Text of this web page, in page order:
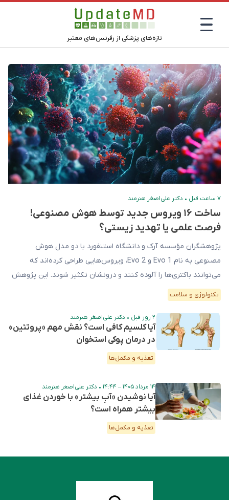
تازه‌های پزشکی از رفرنس‌های معتبر
۷ ساعت قبل • دکتر علی‌اصغر هنرمند
ساخت ۱۶ ویروس جدید توسط هوش مصنوعی!
فرصت علمی یا تهدید زیستی؟
پژوهشگران مؤسسه آرک و دانشگاه استنفورد با دو مدل هوش
مصنوعی به نام ‎Evo 1‎ و ‎Evo 2‎، ویروس‌هایی طراحی کرده‌اند که
می‌توانند باکتری‌ها را آلوده کنند و درونشان تکثیر شوند. این پژوهش
در مجله ساینس منتشر شده است. این مدل‌ها به‌جای کتاب و
وب‌سایت، با تریلیون‌ها واحد سازنده دی‌ان‌ای آموزش دیده‌اند. به زبان
ساده، […]
تکنولوژی و سلامت
۲ روز قبل • دکتر علی‌اصغر هنرمند
آیا کلسیم کافی است؟ نقش مهم «پروتئین»
در درمان پوکی استخوان
تغذیه و مکمل‌ها
۱۴ مرداد ۱۴۰۵ – ۱۴:۴۴ • دکتر علی‌اصغر هنرمند
آیا نوشیدن «آبِ بیشتر» با خوردن غذای
بیشتر همراه است؟
تغذیه و مکمل‌ها